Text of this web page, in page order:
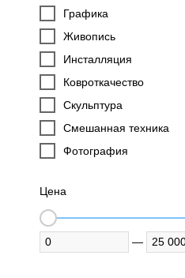
Графика
Живопись
Инсталляция
Ковроткачество
Скульптура
Смешанная техника
Фотография
Цена
—